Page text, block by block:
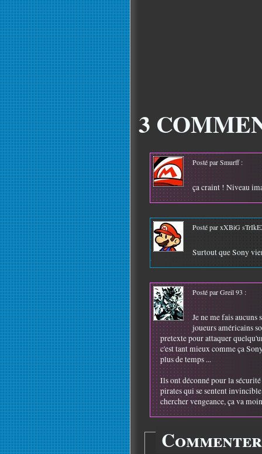
3
Posté par Smurff :
ça craint ! Niveau
Posté par xXBiG
Surtout que Sony
Posté par Greil 93 :
Je ne me fais aucuns
joueurs américains
pretexte pour attaquer
c'est tant mieux comme ça
plus de temps ...
Ils ont déconné pour la
pirates qui se sentent
chercher vengeance, ça va